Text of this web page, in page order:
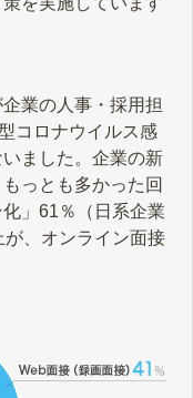
業の人事・採用担
コロナウイルス感
ました。企業の新
っとも多かった回
」61％（日系企業
、オンライン面接